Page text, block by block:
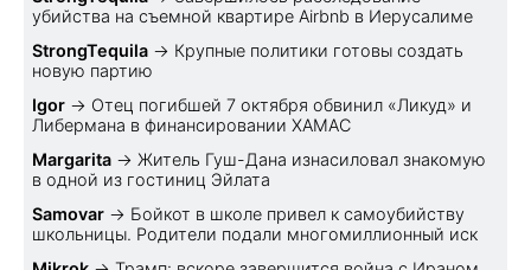
убийства на съемной квартире Airbnb в Иерусалиме
StrongTequila → Крупные политики готовы создать
новую партию
Igor → Отец погибшей 7 октября обвинил «Ликуд» и
Либермана в финансировании ХАМАС
Margarita → Житель Гуш-Дана изнасиловал знакомую
в одной из гостиниц Эйлата
Samovar → Бойкот в школе привел к самоубийству
школьницы. Родители подали многомиллионный иск